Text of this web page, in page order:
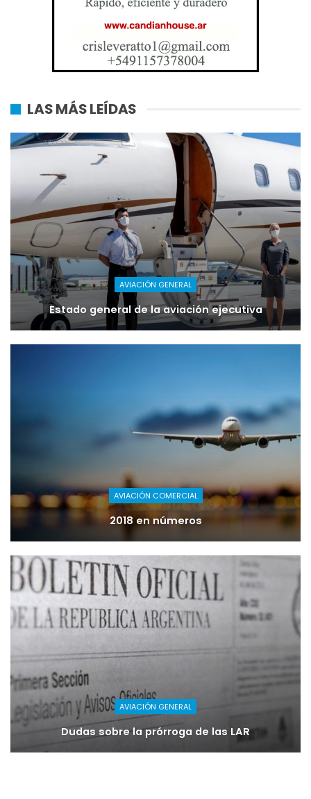
LAS MÁS LEÍDAS
AVIACIÓN GENERAL
Estado general de la aviación ejecutiva
AVIACIÓN COMERCIAL
2018 en números
AVIACIÓN GENERAL
Dudas sobre la prórroga de las LAR